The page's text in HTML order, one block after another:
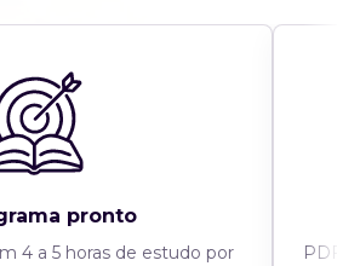
pronto
4 a 5 horas de estudo por